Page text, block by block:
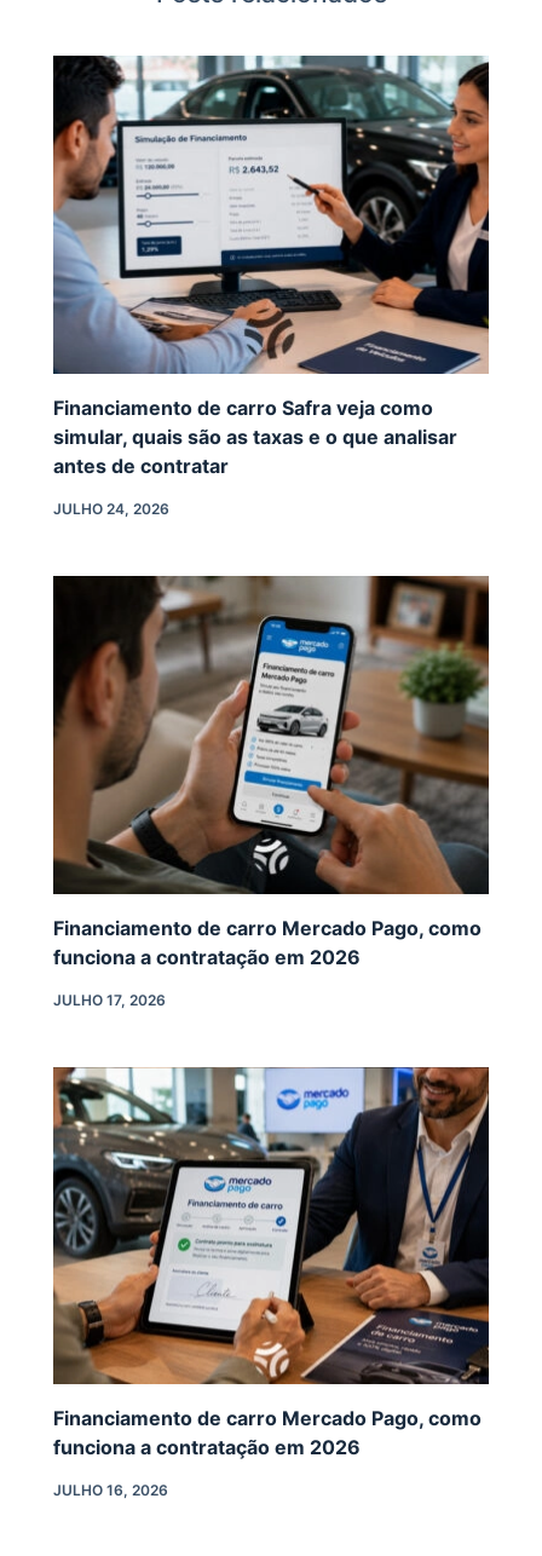
Financiamento de carro Safra veja como
simular, quais são as taxas e o que analisar
antes de contratar
JULHO 24, 2026
Financiamento de carro Mercado Pago, como
funciona a contratação em 2026
JULHO 17, 2026
Financiamento de carro Mercado Pago, como
funciona a contratação em 2026
JULHO 16, 2026